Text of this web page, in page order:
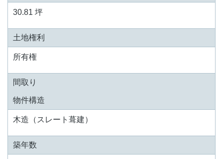
30.81 坪
土地権利
所有権
間取り
物件構造
木造（スレート葺建）
築年数